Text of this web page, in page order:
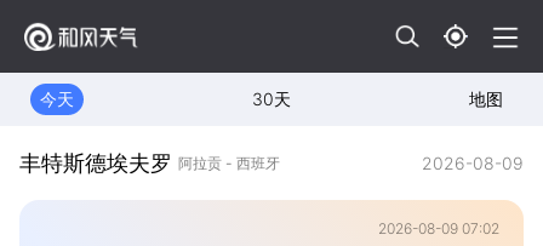
今天 30天 地图
丰特斯德埃夫罗 阿拉贡 - 西班牙 2026-08-09
2026-08-09 07:02